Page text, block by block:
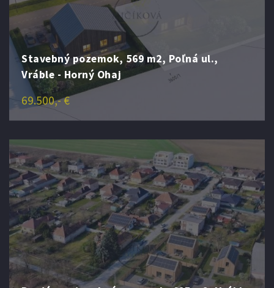
Stavebný pozemok, 569 m2, Poľná ul.,
Vráble - Horný Ohaj
69.500,- €